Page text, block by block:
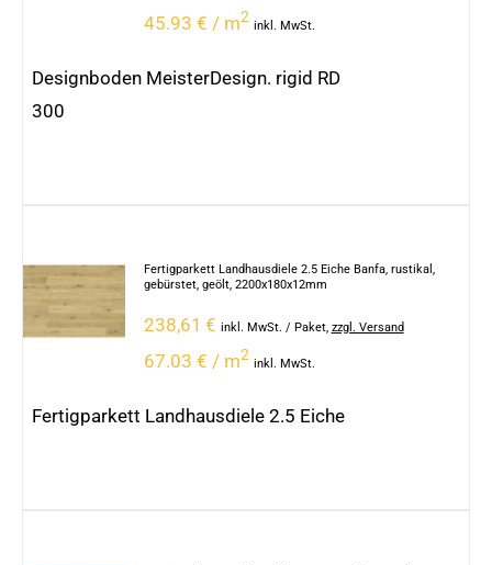
45.93 € / m2
inkl. MwSt.
Designboden MeisterDesign. rigid RD
300
Fertigparkett Landhausdiele 2.5 Eiche Banfa, rustikal,
gebürstet, geölt, 2200x180x12mm
238,61 € inkl. MwSt. / Paket, zzgl. Versand
67.03 € / m2
inkl. MwSt.
Fertigparkett Landhausdiele 2.5 Eiche